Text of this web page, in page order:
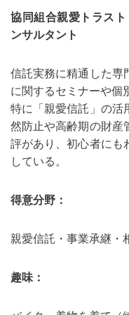
協同組合親愛トラス
ンサルタント
信託実務に精通した専
に関するセミナーや個
特に「親愛信託」の活
然防止や高齢期の財産
評があり、初心者にも
している。
得意分野：
親愛信託・事業承継・
趣味：